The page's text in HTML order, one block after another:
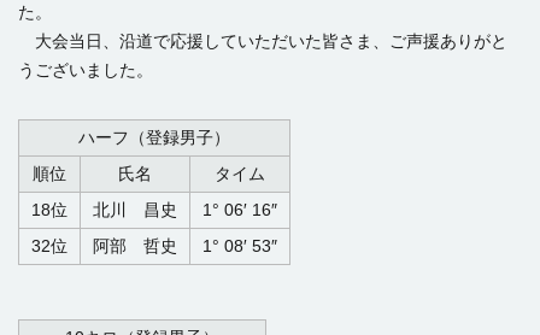
た。
大会当日、沿道で応援していただいた皆さま、ご声援ありがと
うございました。
順位 氏名 タイム
ハーフ（登録男子）
18位 北川 昌史
1° 06′ 16″
32位
阿部 哲史 1° 08′ 53″